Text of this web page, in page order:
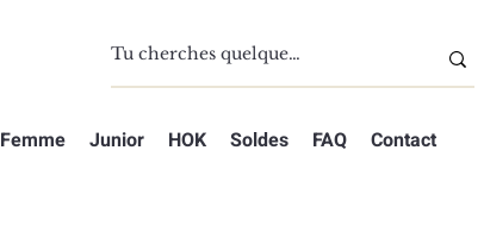
Femme Junior HOK Soldes FAQ Contact